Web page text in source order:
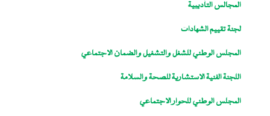
المجالس التأديبية
لجنة تقييم الشهادات
المجلس الوطني للشغل والتشغيل والضمان الاجتماعي
اللجنة الفنية الاستشارية للصحة والسلامة
المجلس الوطني للحوار الاجتماعي